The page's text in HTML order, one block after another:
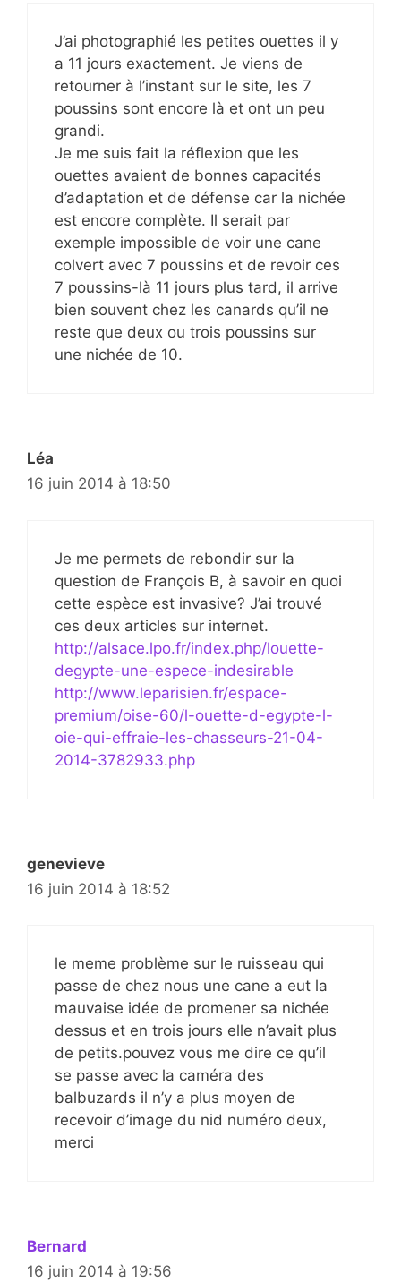
J’ai photographié les petites ouettes il y
a 11 jours exactement. Je viens de
retourner à l’instant sur le site, les 7
poussins sont encore là et ont un peu
grandi.
Je me suis fait la réflexion que les
ouettes avaient de bonnes capacités
d’adaptation et de défense car la nichée
est encore complète. Il serait par
exemple impossible de voir une cane
colvert avec 7 poussins et de revoir ces
7 poussins-là 11 jours plus tard, il arrive
bien souvent chez les canards qu’il ne
reste que deux ou trois poussins sur
une nichée de 10.
Léa
16 juin 2014 à 18:50
Je me permets de rebondir sur la
question de François B, à savoir en quoi
cette espèce est invasive? J’ai trouvé
ces deux articles sur internet.
http://alsace.lpo.fr/index.php/louette-
degypte-une-espece-indesirable
http://www.leparisien.fr/espace-
premium/oise-60/l-ouette-d-egypte-l-
oie-qui-effraie-les-chasseurs-21-04-
2014-3782933.php
genevieve
16 juin 2014 à 18:52
le meme problème sur le ruisseau qui
passe de chez nous une cane a eut la
mauvaise idée de promener sa nichée
dessus et en trois jours elle n’avait plus
de petits.pouvez vous me dire ce qu’il
se passe avec la caméra des
balbuzards il n’y a plus moyen de
recevoir d’image du nid numéro deux,
merci
Bernard
16 juin 2014 à 19:56